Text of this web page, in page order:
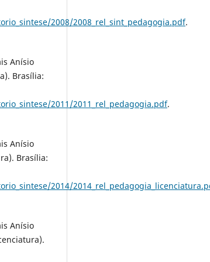
2008/2008_rel_sint_pedagogia.pdf.
Anísio
Brasília:
2011/2011_rel_pedagogia.pdf.
Anísio
Brasília:
2014/
Anísio